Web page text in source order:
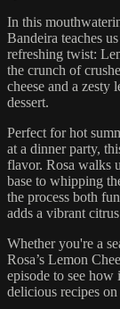
In this
Bandeira teaches
refreshing twist:
the crunch of
cheese and a zesty
dessert.
Perfect for hot
at a dinner party,
flavor. Rosa walks
base to whipping
the process both
adds a vibrant
Whether you're a
Rosa’s Lemon
episode to see how
delicious recipes